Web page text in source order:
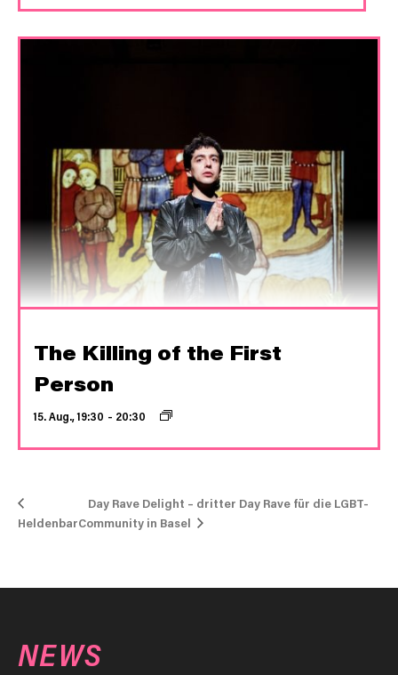
The Killing of the First
Person
15. Aug., 19:30 – 20:30
Heldenbar
Day Rave Delight – dritter Day Rave für die LGBT-
Community in Basel
NEWS